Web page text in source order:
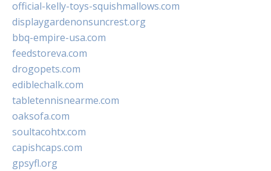
official-kelly-toys-squishmallows.com
displaygardenonsuncrest.org
bbq-empire-usa.com
feedstoreva.com
drogopets.com
ediblechalk.com
tabletennisnearme.com
oaksofa.com
soultacohtx.com
capishcaps.com
gpsyfl.org